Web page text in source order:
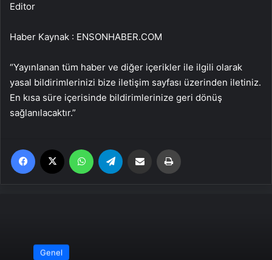
Editor
Haber Kaynak : ENSONHABER.COM
“Yayınlanan tüm haber ve diğer içerikler ile ilgili olarak
yasal bildirimlerinizi bize iletişim sayfası üzerinden iletiniz.
En kısa süre içerisinde bildirimlerinize geri dönüş
sağlanılacaktır.”
Facebook WhatsApp Email'den paylaş
Genel